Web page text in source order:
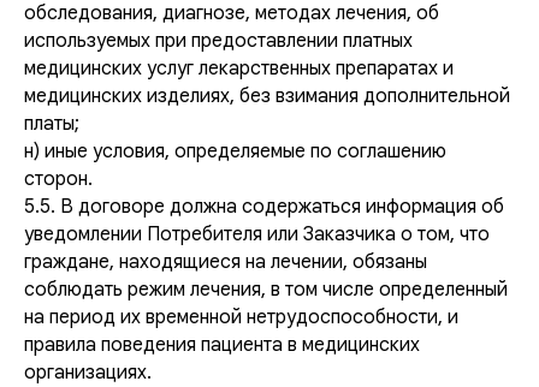
обследования, диагнозе, методах лечения, об
используемых при предоставлении платных
медицинских услуг лекарственных препаратах и
медицинских изделиях, без взимания дополнительной
платы;
н) иные условия, определяемые по соглашению
сторон.
5.5. В договоре должна содержаться информация об
уведомлении Потребителя или Заказчика о том, что
граждане, находящиеся на лечении, обязаны
соблюдать режим лечения, в том числе определенный
на период их временной нетрудоспособности, и
правила поведения пациента в медицинских
организациях.